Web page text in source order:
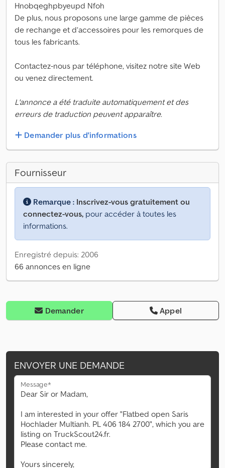
Hnobqeghpbyeupd Nfoh
De plus, nous proposons une large gamme de pièces
de rechange et d’accessoires pour les remorques de
tous les fabricants.
Contactez-nous par téléphone, visitez notre site Web
ou venez directement.
L'annonce a été traduite automatiquement et des
erreurs de traduction peuvent apparaître.
Demander plus d'informations
Fournisseur
Remarque : Inscrivez-vous gratuitement ou
connectez-vous, pour accéder à toutes les
informations.
Enregistré depuis: 2006
66 annonces en ligne
Demander Appel
ENVOYER UNE DEMANDE
Message*